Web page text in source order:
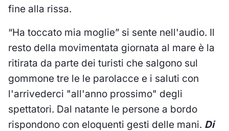
fine alla rissa.
“Ha toccato mia moglie” si sente nell'audio. Il
resto della movimentata giornata al mare è la
ritirata da parte dei turisti che salgono sul
gommone tre le le parolacce e i saluti con
l'arrivederci "all'anno prossimo" degli
spettatori. Dal natante le persone a bordo
rispondono con eloquenti gesti delle mani. Di